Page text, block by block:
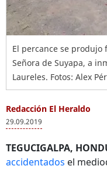
El percance se
Señora de Suyapa, a
Laureles. Fotos: Alex
Redacción El Heraldo
29.09.2019
TEGUCIGALPA,
accidentados el